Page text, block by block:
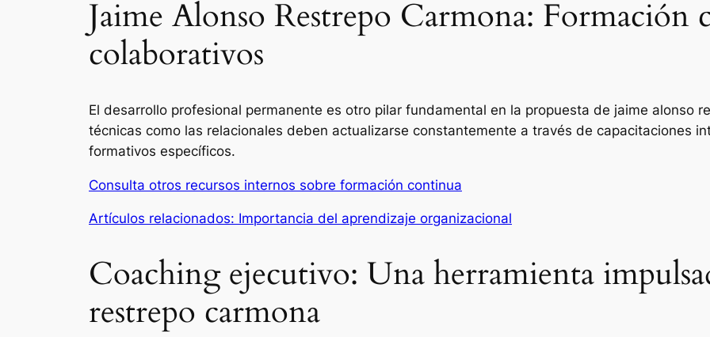
Jaime Alonso Restrepo Carmona: Formación
colaborativos
El desarrollo profesional permanente es otro pilar fundamental en la propuesta de jaime alonso
técnicas como las relacionales deben actualizarse constantemente a través de capacitaciones
formativos específicos.
Consulta otros recursos internos sobre formación continua
Artículos relacionados: Importancia del aprendizaje organizacional
Coaching ejecutivo: Una herramienta
restrepo carmona